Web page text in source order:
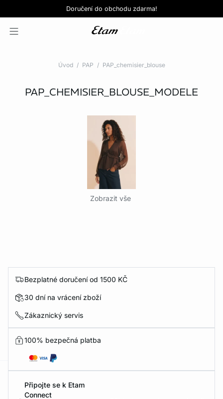
Doručení do obchodu zdarma!
SLEVY: kupte si 3, zaplaťte za 2*KOUPIT NYNÍ
Love EDIT: podprsenka + kalhotky za 999 Kč
Úvod PAP PAP_chemisier_blouse
PAP_CHEMISIER_BLOUSE_MODELE
Zobrazit vše
Bezplatné doručení od 1500 KČ
30 dní na vrácení zboží
Zákaznický servis
100% bezpečná platba
Připojte se k Etam
Connect